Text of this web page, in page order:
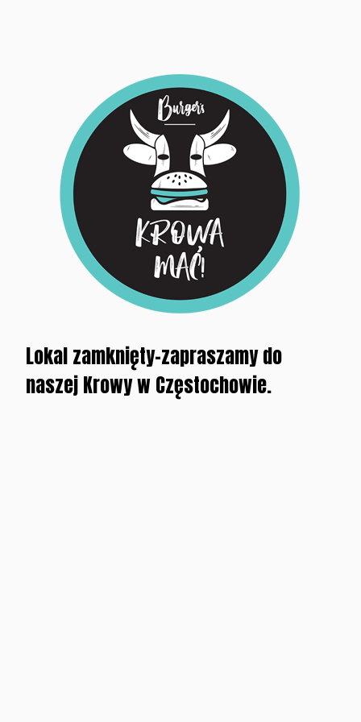
Lokal zamknięty-zapraszamy do
naszej Krowy w Częstochowie.